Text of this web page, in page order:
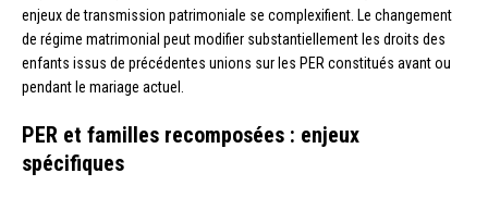
enjeux de transmission patrimoniale se complexifient. Le changement
de régime matrimonial peut modifier substantiellement les droits des
enfants issus de précédentes unions sur les PER constitués avant ou
pendant le mariage actuel.
PER et familles recomposées : enjeux
spécifiques